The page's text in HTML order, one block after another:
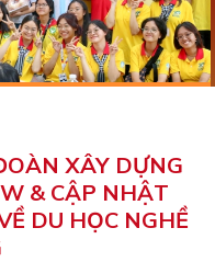
XÂY DỰNG
& CẬP NHẬT
DU HỌC NGHỀ